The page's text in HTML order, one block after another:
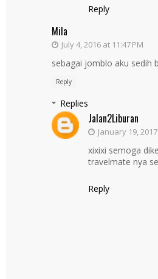
Reply
Mila
July 4, 2016 at 11:47 PM
sebagai jomblo aku sedih
Reply
Replies
Jalan2Liburan
January 19,
xixixi semoga
travelmate nya
Reply